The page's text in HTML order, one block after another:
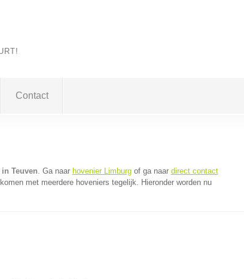
Contact
Teuven. Ga naar hovenier Limburgof ga naar direct contact
met meerdere hoveniers tegelijk. Hieronder worden nu